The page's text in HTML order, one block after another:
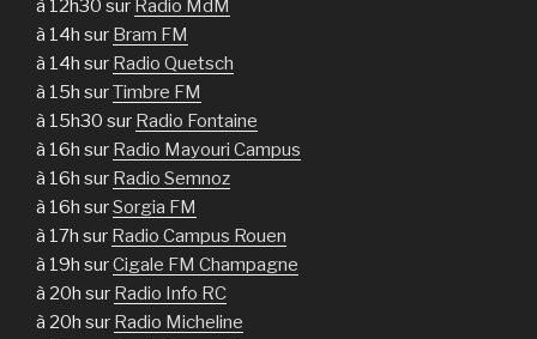
à 12h30 sur Radio MdM
à 14h sur Bram FM
à 14h sur Radio Quetsch
à 15h surTimbre FM
à 15h30 sur Radio Fontaine
à 16h sur Radio Mayouri Campus
à 16h sur Radio Semnoz
à 16h surSorgia FM
à 17h sur Radio Campus Rouen
à 19h surCigale FM Champagne
à 20h sur Radio Info RC
à 20h sur Radio Micheline